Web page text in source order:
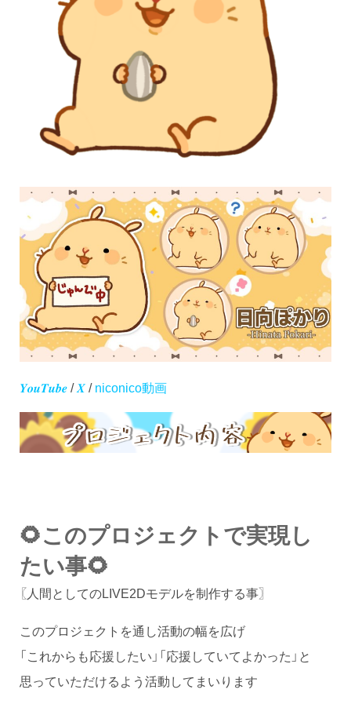
𝒀𝒐𝒖𝑻𝒖𝒃𝒆/𝑿/niconico動画
🌻このプロジェクトで実現し
たい事🌻
〖人間としてのLIVE2Dモデルを制作する事〗
このプロジェクトを通し活動の幅を広げ
「これからも応援したい」「応援していてよかった」と
思っていただけるよう活動してまいります